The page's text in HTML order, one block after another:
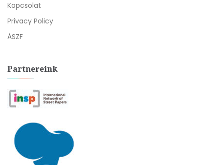
Kapcsolat
Privacy Policy
ÁSZF
Partnereink